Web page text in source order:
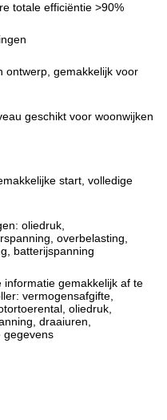
totale efficiëntie >90%
ontwerp, gemakkelijk voor
geschikt voor woonwijken
start, volledige
oliedruk,
overbelasting,
batterijspanning
gemakkelijk af te
vermogensafgifte,
oliedruk,
draaiuren,
gegevens